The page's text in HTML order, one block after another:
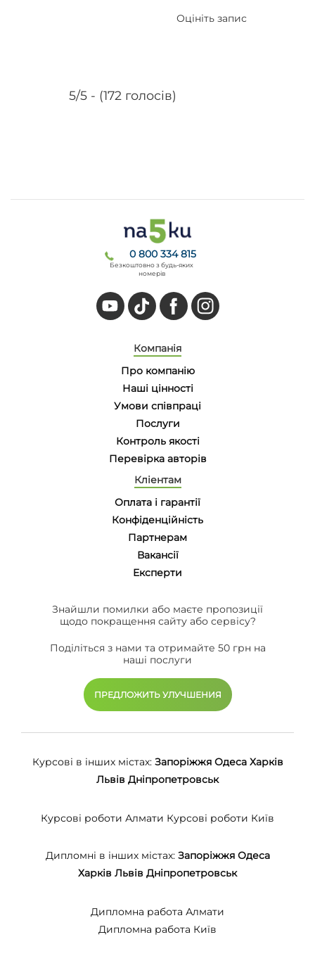
5/5 - (172 голосів)
Оцініть запис
0 800 334 815
Безкоштовно з будь-яких
номерів
Компанія
Про компанію
Наші цінності
Умови співпраці
Послуги
Контроль якості
Перевірка авторів
Кліентам
Оплата і гарантії
Конфіденційність
Партнерам
Вакансії
Eксперти
Знайшли помилки або маєте пропозиції
щодо покращення сайту або сервісу?
Поділіться з нами та отримайте 50 грн на
наші послуги
ПРЕДЛОЖИТЬ УЛУЧШЕНИЯ
Курсові в інших містах: Запоріжжя Одеса Харків
Львів Дніпропетровськ
Курсові роботи Алмати Курсові роботи Київ
Дипломні в інших містах: Запоріжжя Одеса
Харків Львів Дніпропетровськ
Дипломна работа Алмати
Дипломна работа Київ